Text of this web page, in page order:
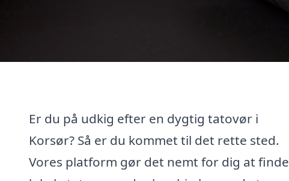
Er du på udkig efter en dygtig tatovør i
Korsør? Så er du kommet til det rette sted.
Vores platform gør det nemt for dig at finde